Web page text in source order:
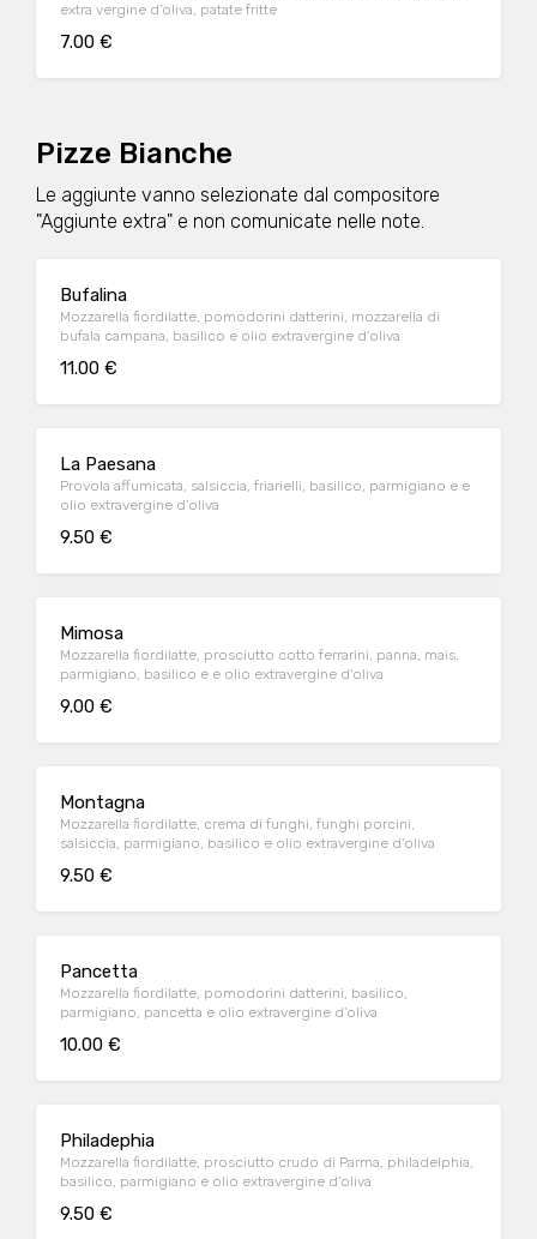
extra vergine d'oliva, patate fritte
7.00 €
Pizze Bianche
Le aggiunte vanno selezionate dal compositore
"Aggiunte extra" e non comunicate nelle note.
Bufalina
Mozzarella fiordilatte, pomodorini datterini, mozzarella di
bufala campana, basilico e olio extravergine d'oliva
11.00 €
La Paesana
Provola affumicata, salsiccia, friarielli, basilico, parmigiano e e
olio extravergine d'oliva
9.50 €
Mimosa
Mozzarella fiordilatte, prosciutto cotto ferrarini, panna, mais,
parmigiano, basilico e e olio extravergine d'oliva
9.00 €
Montagna
Mozzarella fiordilatte, crema di funghi, funghi porcini,
salsiccia, parmigiano, basilico e olio extravergine d'oliva
9.50 €
Pancetta
Mozzarella fiordilatte, pomodorini datterini, basilico,
parmigiano, pancetta e olio extravergine d'oliva
10.00 €
Philadephia
Mozzarella fiordilatte, prosciutto crudo di Parma, philadelphia,
basilico, parmigiano e olio extravergine d'oliva
9.50 €